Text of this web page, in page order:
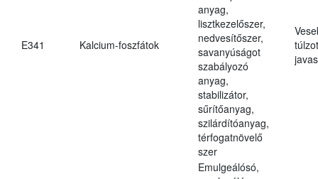
E341 Kalcium-foszfátok
anyag,
lisztkezelőszer,
nedvesítőszer,
savanyúságot
szabályozó
anyag,
stabilizátor,
sűrítőanyag,
szilárdítóanyag,
térfogatnövelő
szer
Emulgeálósó,